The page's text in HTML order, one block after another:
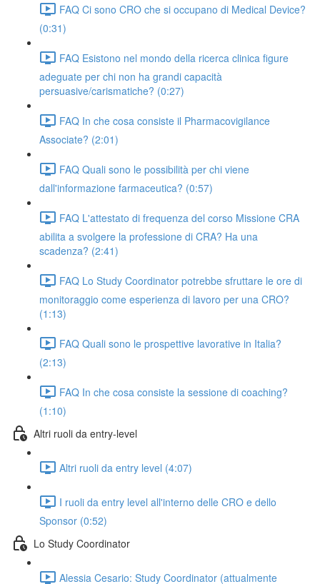
FAQ Ci sono CRO che si occupano di Medical Device?
(0:31)
FAQ Esistono nel mondo della ricerca clinica figure
adeguate per chi non ha grandi capacità
persuasive/carismatiche? (0:27)
FAQ In che cosa consiste il Pharmacovigilance
Associate? (2:01)
FAQ Quali sono le possibilità per chi viene
dall'informazione farmaceutica? (0:57)
FAQ L'attestato di frequenza del corso Missione CRA
abilita a svolgere la professione di CRA? Ha una
scadenza? (2:41)
FAQ Lo Study Coordinator potrebbe sfruttare le ore di
monitoraggio come esperienza di lavoro per una CRO?
(1:13)
FAQ Quali sono le prospettive lavorative in Italia?
(2:13)
FAQ In che cosa consiste la sessione di coaching?
(1:10)
Altri ruoli da entry-level
Altri ruoli da entry level (4:07)
I ruoli da entry level all'interno delle CRO e dello
Sponsor (0:52)
Lo Study Coordinator
Alessia Cesario: Study Coordinator (attualmente